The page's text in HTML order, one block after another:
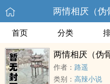
两情相厌（伪
首页 分类
两情相厌（伪
作者： 路遥
类别： 高辣小说